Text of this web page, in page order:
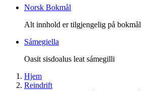
Norsk Bokmål
Alt innhold er tilgjengelig på bokmål
Sámegiella
Oasit sisdoalus leat sámegilli
Hjem
Reindrift